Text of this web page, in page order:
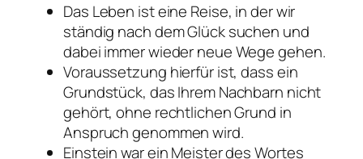
Das Leben ist eine Reise, in der wir
ständig nach dem Glück suchen und
dabei immer wieder neue Wege gehen.
Voraussetzung hierfür ist, dass ein
Grundstück, das Ihrem Nachbarn nicht
gehört, ohne rechtlichen Grund in
Anspruch genommen wird.
Einstein war ein Meister des Wortes